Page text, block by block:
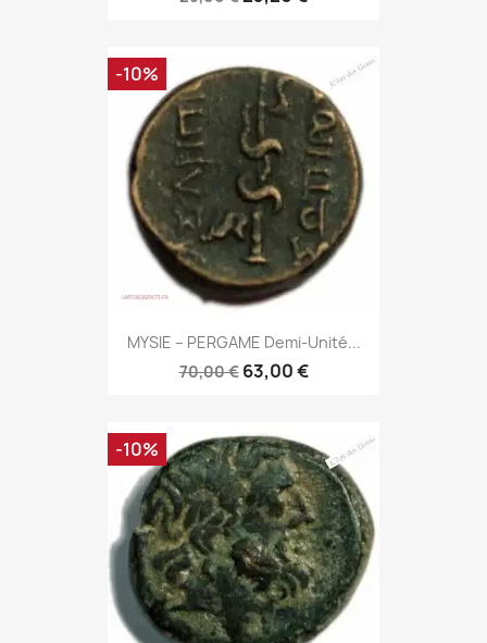
MYSIE – PERGAME Demi-Unité...
70,00 € 63,00 €
-10%
-10%